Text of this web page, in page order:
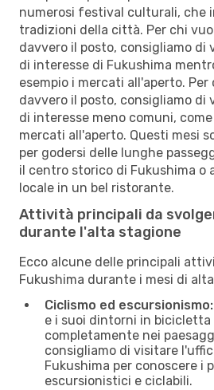
numerosi festival culturali, che
tradizioni della città. Per chi
davvero il posto, consigliamo di
di interesse di Fukushima
esempio i mercati all'aperto.
davvero il posto, consigliamo di
di interesse meno comuni,
mercati all'aperto. Questi mesi
per godersi delle lunghe
il centro storico di Fukushima o
locale in un bel ristorante.
Attività principali da
durante l'alta stagione
Ecco alcune delle principali
Fukushima durante i mesi di
Ciclismo ed escursionismo:
e i suoi dintorni in bicicletta
completamente nei
consigliamo di visitare
Fukushima per conoscere i
escursionistici e ciclabili.